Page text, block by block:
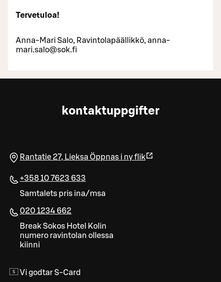
Tervetuloa!
Anna-Mari Salo, Ravintolapäällikkö, anna-
mari.salo@sok.fi
kontaktuppgifter
Rantatie 27, Lieksa Öppnas i ny flik
+358 10 7623 633
Samtalets pris ina/msa
020 1234 662
Break Sokos Hotel Kolin
numero ravintolan ollessa
kiinni
Vi godtar S-Card